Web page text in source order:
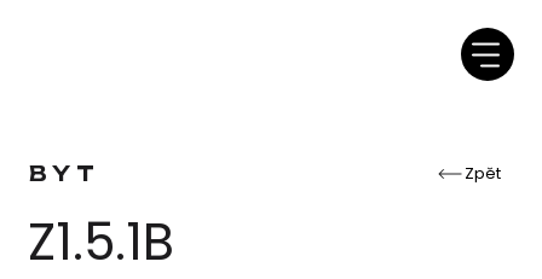
Zpět
BYT
Z1.5.1B